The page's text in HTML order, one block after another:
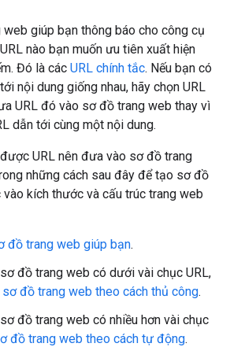
giúp bạn thông báo cho công cụ
nào bạn muốn ưu tiên xuất hiện
Đó là các URL chính tắc. Nếu bạn có
nội dung giống nhau, hãy chọn URL
URL đó vào sơ đồ trang web thay vì
dẫn tới cùng một nội dung.
URL nên đưa vào sơ đồ trang
những cách sau đây để tạo sơ đồ
kích thước và cấu trúc trang web
đồ trang web giúp bạn.
đồ trang web có dưới vài chục URL,
đồ trang web theo cách thủ công.
đồ trang web có nhiều hơn vài chục
đồ trang web theo cách tự động.